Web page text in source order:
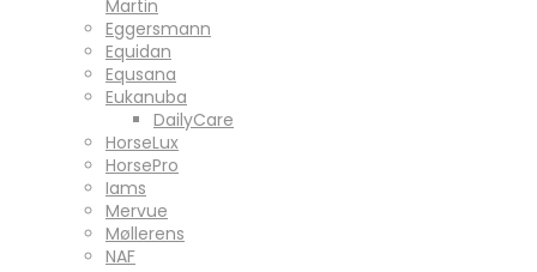
Martin
Eggersmann
Equidan
Equsana
Eukanuba
DailyCare
HorseLux
HorsePro
Iams
Mervue
Møllerens
NAF